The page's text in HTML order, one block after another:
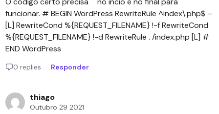
funcionar. # BEGIN WordPress RewriteRule ^index\.php$ –
[L] RewriteCond %{REQUEST_FILENAME} !-f RewriteCond
%{REQUEST_FILENAME} !-d RewriteRule . /index.php [L] #
END WordPress
0 replies Responder
thiago
Outubro 29 2021